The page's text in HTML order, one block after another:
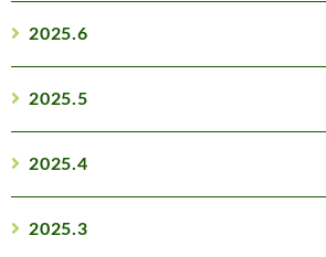
2025.6
2025.5
2025.4
2025.3